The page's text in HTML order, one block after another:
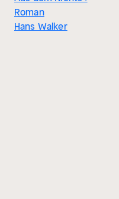
Roman
Hans Walker